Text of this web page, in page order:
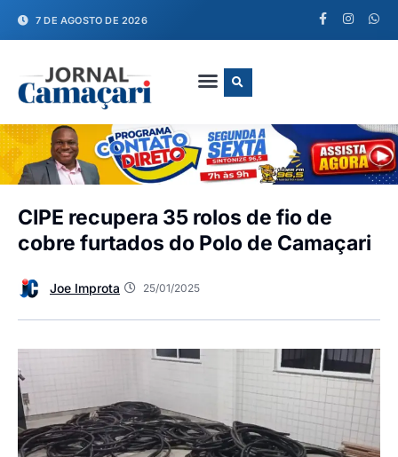
7 DE AGOSTO DE 2026
CIPE recupera 35 rolos de fio de
cobre furtados do Polo de Camaçari
Joe Improta 25/01/2025